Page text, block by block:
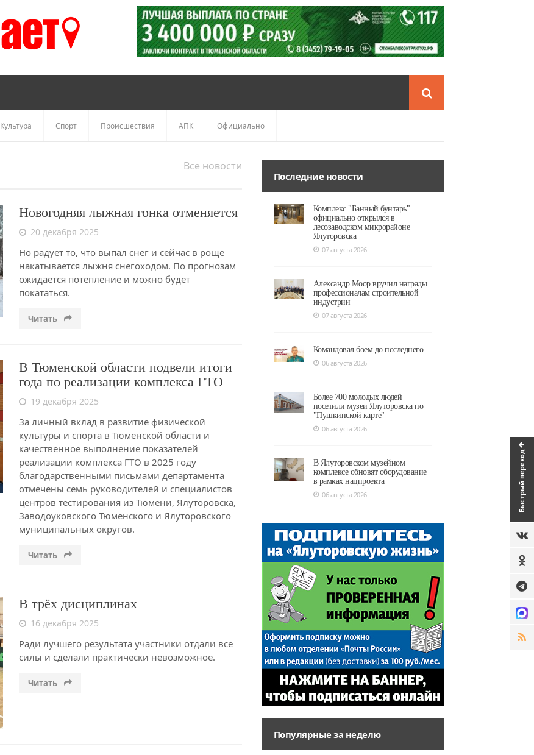
Быстрый переход
Культура Спорт Происшествия АПК Официально
Все новости
Новогодняя лыжная гонка отменяется
20 декабря 2025
Но радует то, что выпал снег и сейчас в роще
накатывается лыжня снегоходом. По прогнозам
ожидается потепление и можно будет
покататься.
Читать
В Тюменской области подвели итоги
года по реализации комплекса ГТО
19 декабря 2025
За личный вклад в развитие физической
культуры и спорта в Тюменской области и
качественное выполнение показателей
реализации комплекса ГТО в 2025 году
благодарственными письмами департамента
отмечены семь руководителей и специалистов
центров тестирования из Тюмени, Ялуторовска,
Заводоуковского Тюменского и Ялуторовского
муниципальных округов.
Читать
В трёх дисциплинах
16 декабря 2025
Ради лучшего результата участники отдали все
силы и сделали практически невозможное.
Читать
Последние новости
Комплекс "Банный бунтарь"
официально открылся в
лесозаводском микрорайоне
Ялуторовска
07 августа 2026
Александр Моор вручил награды
профессионалам строительной
индустрии
07 августа 2026
Командовал боем до последнего
06 августа 2026
Более 700 молодых людей
посетили музеи Ялуторовска по
"Пушкинской карте"
06 августа 2026
В Ялуторовском музейном
комплексе обновят оборудование
в рамках нацпроекта
06 августа 2026
Популярные за неделю